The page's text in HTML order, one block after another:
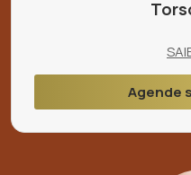
Agende